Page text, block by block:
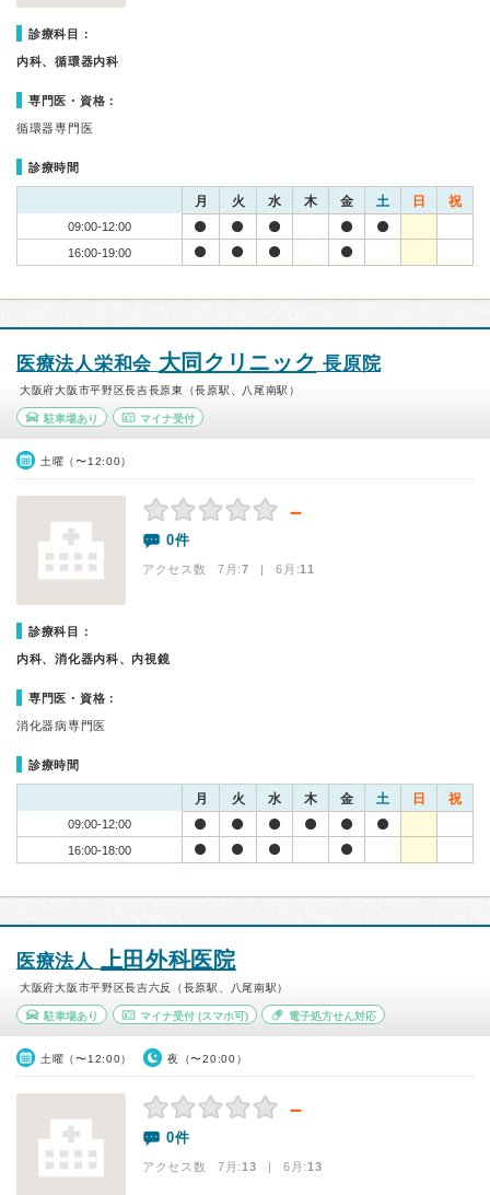
診療科目：
内科、循環器内科
専門医・資格：
循環器専門医
診療時間
月 火 水 木 金 土 日 祝
09:00-12:00
16:00-19:00
医療法人栄和会 大同クリニック 長原院
大阪府大阪市平野区長吉長原東（長原駅、八尾南駅）
駐車場あり マイナ受付
土曜（〜12:00）
－
0件
アクセス数 7月:7 | 6月:11
診療科目：
内科、消化器内科、内視鏡
専門医・資格：
消化器病専門医
診療時間
月 火 水 木 金 土 日 祝
09:00-12:00
16:00-18:00
医療法人 上田外科医院
大阪府大阪市平野区長吉六反（長原駅、八尾南駅）
駐車場あり マイナ受付(スマホ可) 電子処方せん対応
土曜（〜12:00） 夜（〜20:00）
－
0件
アクセス数 7月:13 | 6月:13